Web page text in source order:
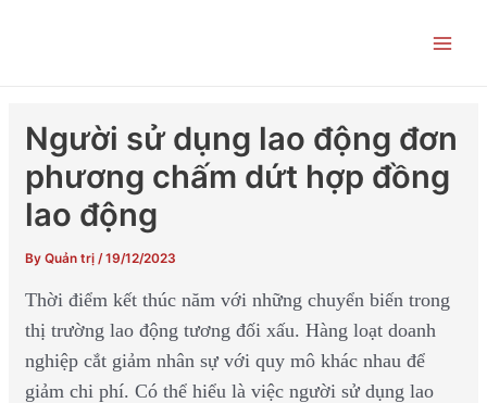
Người sử dụng lao động đơn
phương chấm dứt hợp đồng
lao động
By Quản trị /19/12/2023
Thời điểm kết thúc năm với những chuyển biến trong
thị trường lao động tương đối xấu. Hàng loạt doanh
nghiệp cắt giảm nhân sự với quy mô khác nhau để
giảm chi phí. Có thể hiểu là việc người sử dụng lao